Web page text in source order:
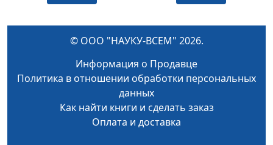
© ООО "НАУКУ-ВСЕМ" 2026.
Информация о Продавце
Политика в отношении обработки персональных
данных
Как найти книги и сделать заказ
Оплата и доставка